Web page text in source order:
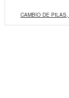
CAMBIO DE